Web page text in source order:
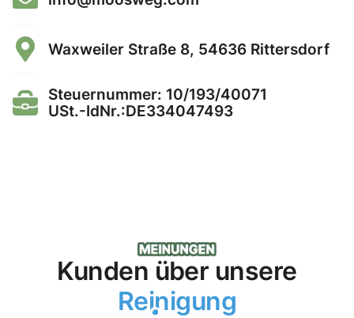
Waxweiler Straße 8, 54636 Rittersdorf
Steuernummer: 10/193/40071
USt.-IdNr.:DE334047493
Kunden über unsere
Reinigung